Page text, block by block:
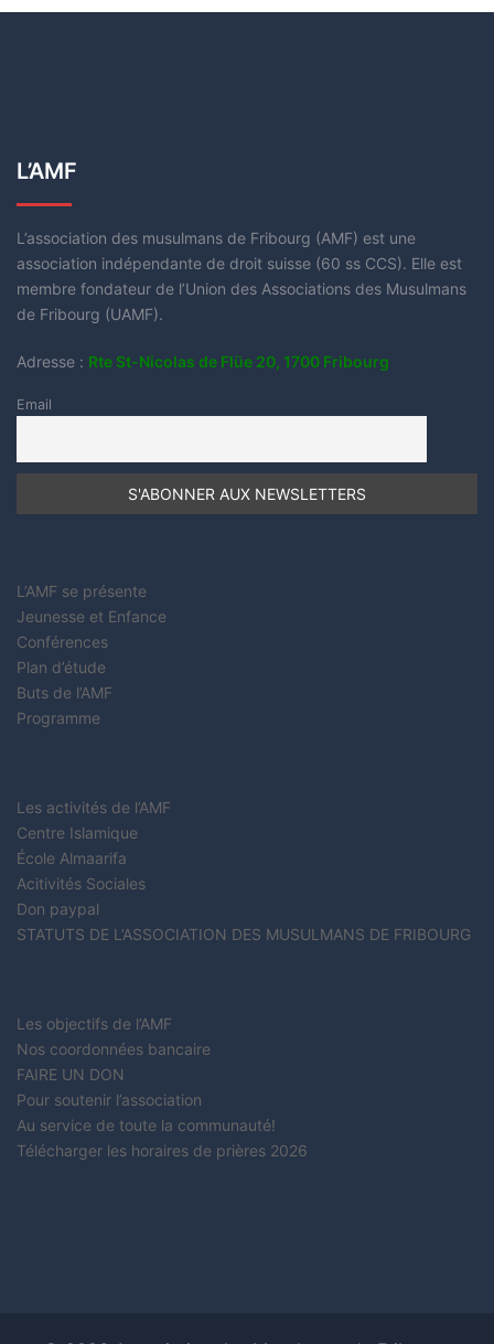
L’AMF
L’association des musulmans de Fribourg (AMF) est une
association indépendante de droit suisse (60 ss CCS). Elle est
membre fondateur de l’Union des Associations des Musulmans
de Fribourg (UAMF).
Adresse : Rte St-Nicolas de Flüe 20, 1700 Fribourg
Email
L’AMF se présente
Jeunesse et Enfance
Conférences
Plan d’étude
Buts de l’AMF
Programme
Les activités de l’AMF
Centre Islamique
École Almaarifa
Acitivités Sociales
Don paypal
STATUTS DE L’ASSOCIATION DES MUSULMANS DE FRIBOURG
Les objectifs de l’AMF
Nos coordonnées bancaire
FAIRE UN DON
Pour soutenir l’association
Au service de toute la communauté!
Télécharger les horaires de prières 2026